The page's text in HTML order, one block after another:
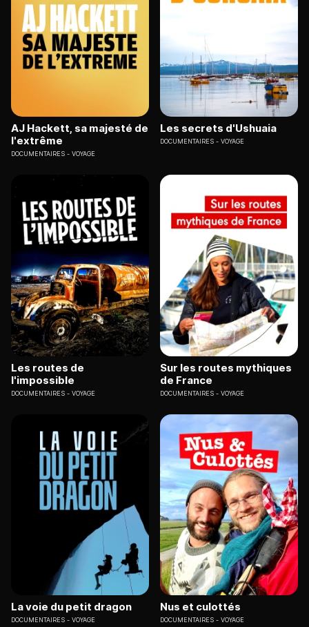
AJ Hackett, sa majesté de
l'extrême
DOCUMENTAIRES VOYAGE
Les secrets d'Ushuaia
DOCUMENTAIRES VOYAGE
Les routes de
l'impossible
DOCUMENTAIRES VOYAGE
Sur les routes mythiques
de France
DOCUMENTAIRES VOYAGE
La voie du petit dragon
DOCUMENTAIRES VOYAGE
Nus et culottés
DOCUMENTAIRES VOYAGE